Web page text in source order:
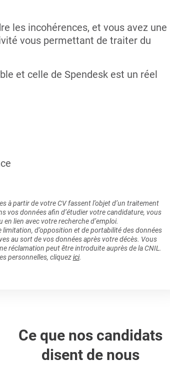
les incohérences, et vous avez une
vous permettant de traiter du
et celle de Spendesk est un réel
à partir de votre CV fassent l’objet d’un traitement
vos données afin d’étudier votre candidature, vous
lien avec votre recherche d’emploi.
limitation, d’opposition et de portabilité des données
au sort de vos données après votre décès. Vous
réclamation peut être introduite auprès de la CNIL.
personnelles, cliquezici.
Ce que nos candidats
disent de nous